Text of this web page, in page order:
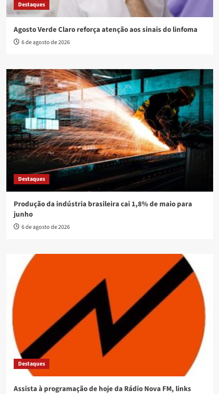
Destaques
Agosto Verde Claro reforça atenção aos sinais do linfoma
6 de agosto de 2026
Destaques
Produção da indústria brasileira cai 1,8% de maio para
junho
6 de agosto de 2026
Destaques
Assista à programação de hoje da Rádio Nova FM, links